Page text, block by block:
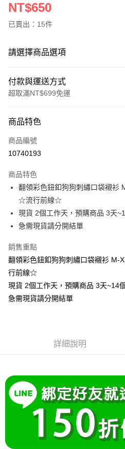
NT$650
已賣出：15件
請選擇商品選項
付款與運送方式
超取滿NT$699免運
信用卡一次付款
超商取貨付款
Apple Pay
街口支付
悠遊付
Google Pay
全支付
大哥付你分期
2.付款方式選擇「大哥付你分期」，訂
4.訂單成立30分鐘內，如未前往確認交
消。如遇「轉專審核」未通過狀況，表
法說明評估內容。
【繳款方式說明】
1.分期款項不併入電信帳單，「大哥付
2.透過簡訊連結打開帳單後，可選擇「
帳／街口支付／iPASS MONEY」等通路
１．簡單：不需註冊會員、不需綁卡、不
２．便利：只要手機號碼，簡訊認證，即
３．安心：先確認商品／服務後，再付款
【「AFTEE先享後付」結帳流程】
１．於結帳方式選擇「AFTEE先享後付
結帳頁面，進行簡訊認證並確認金額後，
２．訂單成立數日內，您將收到繳費通知
相關說明
「Hami Point」為中華電信所提供之點數
會員帳號後，即可在購物車使用 Hami
ATM付款
運送方式
全家付款取貨
商品特色
商品編號
10740193
商品特色
翻領彩色鈕釦狗狗刺繡口袋襯衫
☆流行前線☆
現貨 2個工作天，預購商品 3天
急需現貨請分開結單
銷售重點
翻領彩色鈕釦狗狗刺繡口袋襯衫
行前線☆
現貨 2個工作天，預購商品 3天~14
急需現貨請分開結單
詳細說明